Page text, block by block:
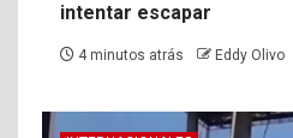
intentar escapar
4 minutos atrás Eddy Olivo